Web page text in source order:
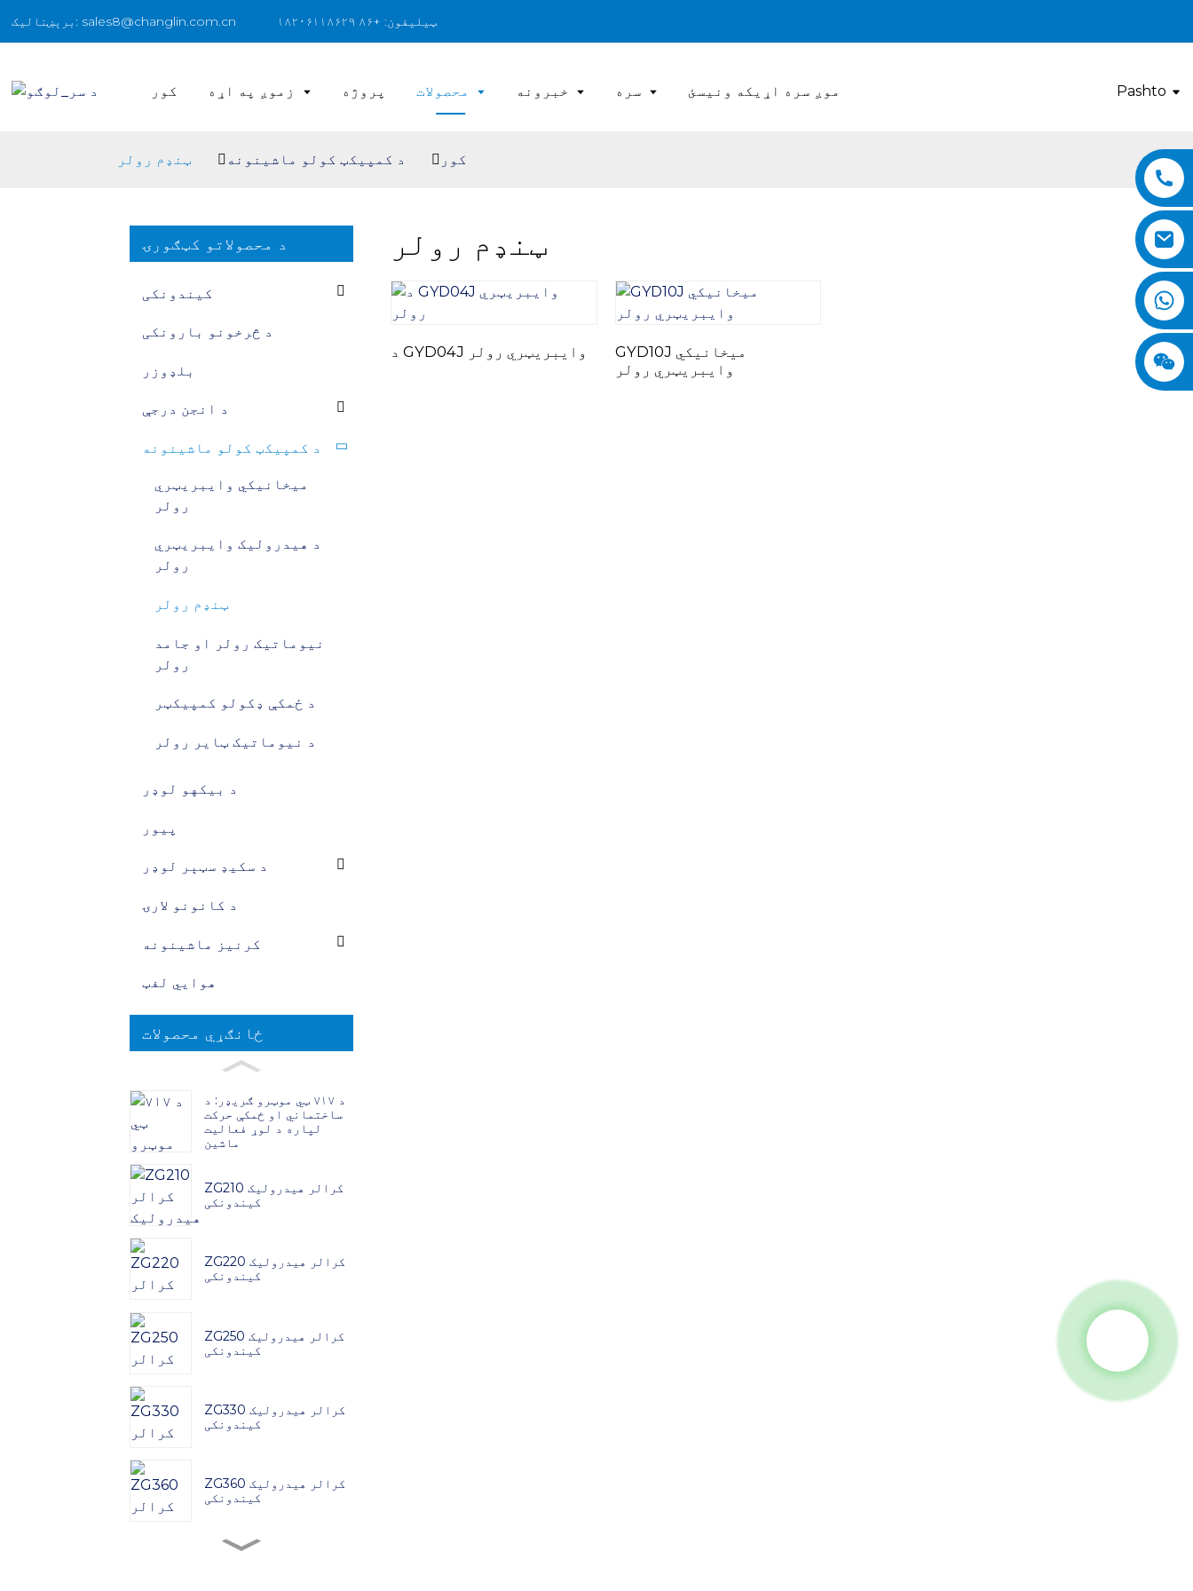
برېښنالیک: sales8@changlin.com.cn ټیلیفون: +۸۶ ۱۸۲۰۶۱۱۸۶۲۹
کور زموږ په اړه پروژه محصولات خبرونه سره موږ سره اړیکه ونیسئ Pashto
کور د کمپیکټ کولو ماشینونه ټنډم رولر
د محصولاتو کټګورۍ
کیندونکی
د څرخونو بارونکی
بلډوزر
د انجن درجې
د کمپیکټ کولو ماشینونه
میخانیکي وایبریټري
رولر
د هیدرولیک وایبریټري
رولر
ټنډم رولر
نیوماتیک رولر او جامد
رولر
د ځمکې ډکولو کمپیکټر
د نیوماتیک ټایر رولر
د بیکهو لوډر
پیور
د سکيډ سټېر لوډر
د کانونو لارۍ
کرنیز ماشینونه
هوايي لفټ
ځانګړي محصولات
د ۷۱۷ ټي موټرو ګریډر: د
ساختماني او ځمکې حرکت
لپاره د لوړ فعالیت
ماشین
ZG210 کرالر هیدرولیک
کیندونکی
ZG220 کرالر هیدرولیک
کیندونکی
ZG250 کرالر هیدرولیک
کیندونکی
ZG330 کرالر هیدرولیک
کیندونکی
ZG360 کرالر هیدرولیک
کیندونکی
ټنډم رولر
د GYD04J وایبریټري رولر
GYD10J میخانیکي
وایبریټري رولر